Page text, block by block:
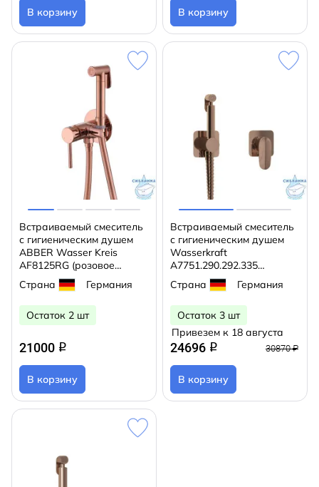
В корзину В корзину
Встраиваемый смеситель
с гигиеническим душем
ABBER Wasser Kreis
AF8125RG (розовое
золото)
Страна Германия
Остаток 2 шт
21000 q
В корзину
Встраиваемый смеситель
с гигиеническим душем
Wasserkraft
A7751.290.292.335
(розовое золото)
Страна Германия
Остаток 3 шт
Привезем к 18 августа
24696 q 30870 ₽
В корзину